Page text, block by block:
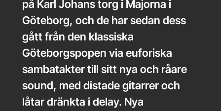
på Karl Johans torg i Majorna i
Göteborg, och de har sedan dess
gått från den klassiska
Göteborgspopen via euforiska
sambatakter till sitt nya och råare
sound, med distade gitarrer och
låtar dränkta i delay. Nya